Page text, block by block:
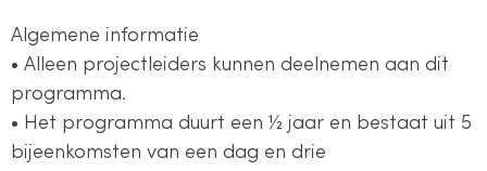
Algemene informatie
• Alleen projectleiders kunnen deelnemen aan dit
programma.
• Het programma duurt een ½ jaar en bestaat uit 5
bijeenkomsten van een dag en drie